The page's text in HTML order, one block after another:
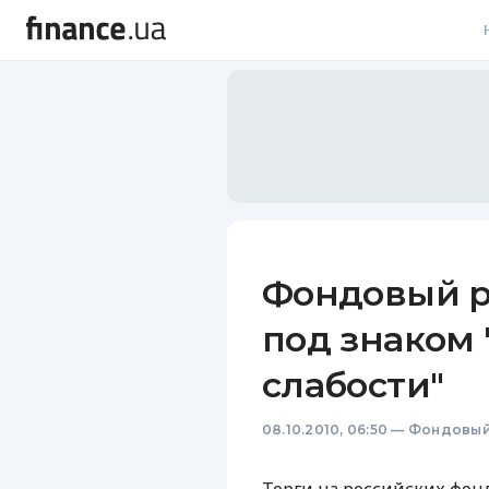
Фондовый
под
слабости"
08.10.2010, 06:50 —